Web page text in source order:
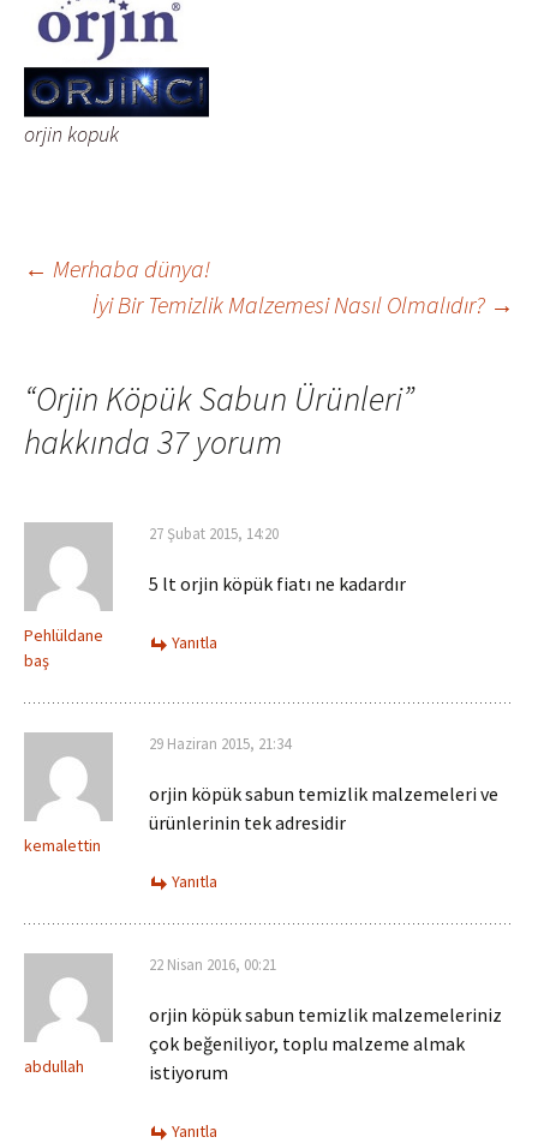
orjin kopuk
Yazı
← Merhaba dünya!
İyi Bir Temizlik Malzemesi Nasıl Olmalıdır? →
“Orjin Köpük Sabun Ürünleri”
hakkında 37 yorum
Pehlüldane
baş
27 Şubat 2015, 14:20
5 lt orjin köpük fiatı ne kadardır
Yanıtla
kemalettin
29 Haziran 2015, 21:34
orjin köpük sabun temizlik malzemeleri ve
ürünlerinin tek adresidir
Yanıtla
abdullah
22 Nisan 2016, 00:21
orjin köpük sabun temizlik malzemeleriniz
çok beğeniliyor, toplu malzeme almak
istiyorum
Yanıtla